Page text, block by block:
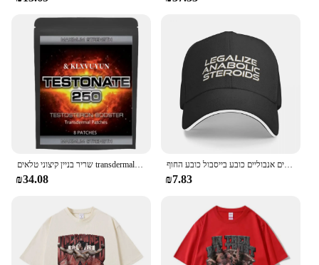
שריר בניין קיצוני טלאים transdermal סטרואידים המאיץ אנבוליים, עם ויטמין b6 טלאים, עשוי בארה "ב.
₪34.08
לגליזציה סטרואידים אנבוליים כובע בייסבול כובע החוף trucker כובע בייסבול עבור גברים נשים גברים
₪7.83